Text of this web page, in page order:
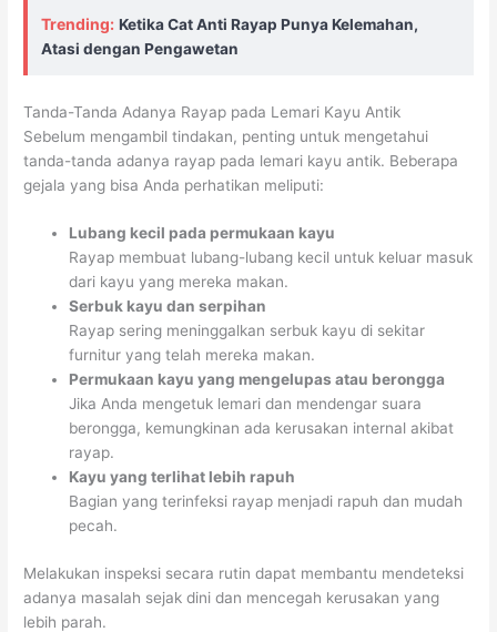
Trending: Ketika Cat Anti Rayap Punya Kelemahan,
Atasi dengan Pengawetan
Tanda-Tanda Adanya Rayap pada Lemari Kayu Antik
Sebelum mengambil tindakan, penting untuk mengetahui
tanda-tanda adanya rayap pada lemari kayu antik. Beberapa
gejala yang bisa Anda perhatikan meliputi:
Lubang kecil pada permukaan kayu
Rayap membuat lubang-lubang kecil untuk keluar masuk
dari kayu yang mereka makan.
Serbuk kayu dan serpihan
Rayap sering meninggalkan serbuk kayu di sekitar
furnitur yang telah mereka makan.
Permukaan kayu yang mengelupas atau berongga
Jika Anda mengetuk lemari dan mendengar suara
berongga, kemungkinan ada kerusakan internal akibat
rayap.
Kayu yang terlihat lebih rapuh
Bagian yang terinfeksi rayap menjadi rapuh dan mudah
pecah.
Melakukan inspeksi secara rutin dapat membantu mendeteksi
adanya masalah sejak dini dan mencegah kerusakan yang
lebih parah.